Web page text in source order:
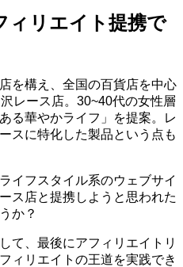
ィリエイト提携で
を構え、全国の百貨店を中心
レース店。30~40代の女性層
る華やかライフ」を提案。レ
スに特化した製品という点も
イフスタイル系のウェブサイ
ス店と提携しようと思われた
か？
て、最後にアフィリエイトリ
ィリエイトの王道を実践でき